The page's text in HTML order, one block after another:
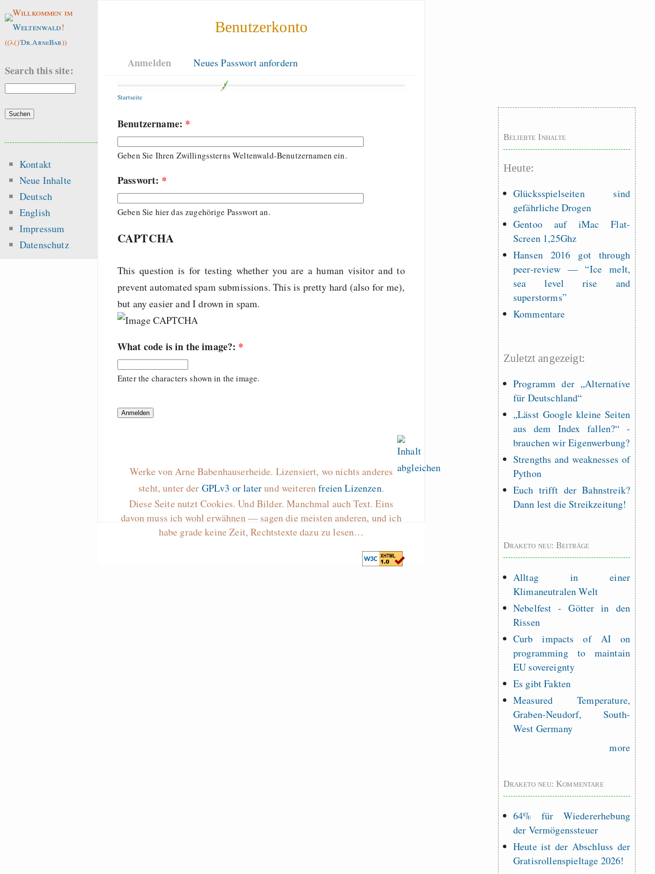
Benutzerkonto
Anmelden Neues Passwort anfordern
Startseite
Benutzername: *
Geben Sie Ihren Zwillingssterns Weltenwald-Benutzernamen ein.
Passwort: *
Geben Sie hier das zugehörige Passwort an.
CAPTCHA
This question is for testing whether you are a human visitor and to
prevent automated spam submissions. This is pretty hard (also for me),
but any easier and I drown in spam.
What code is in the image?: *
Enter the characters shown in the image.
Werke von Arne Babenhauserheide. Lizensiert, wo nichts anderes
steht, unter der GPLv3 or laterund weiterenfreien Lizenzen.
Diese Seite nutzt Cookies. Und Bilder. Manchmal auch Text. Eins
davon muss ich wohl erwähnen — sagen die meisten anderen, und ich
habe grade keine Zeit, Rechtstexte dazu zu lesen…
Willkommen im
Weltenwald!
((λ()'Dr.ArneBab))
Search this site:
Kontakt
Neue Inhalte
Deutsch
English
Impressum
Datenschutz
Beliebte Inhalte
Heute:
Glücksspielseiten sind
gefährliche Drogen
Gentoo auf iMac Flat-
Screen 1,25Ghz
Hansen 2016 got through
peer-review — “Ice melt,
sea level rise and
superstorms”
Kommentare
Zuletzt angezeigt:
Programm der „Alternative
für Deutschland“
„Lässt Google kleine Seiten
aus dem Index fallen?“ -
brauchen wir Eigenwerbung?
Strengths and weaknesses of
Python
Euch trifft der Bahnstreik?
Dann lest die Streikzeitung!
Draketo neu: Beiträge
Alltag in einer
Klimaneutralen Welt
Nebelfest - Götter in den
Rissen
Curb impacts of AI on
programming to maintain
EU sovereignty
Es gibt Fakten
Measured Temperature,
Graben-Neudorf, South-
West Germany
more
Draketo neu: Kommentare
64% für Wiedererhebung
der Vermögenssteuer
Heute ist der Abschluss der
Gratisrollenspieltage 2026!